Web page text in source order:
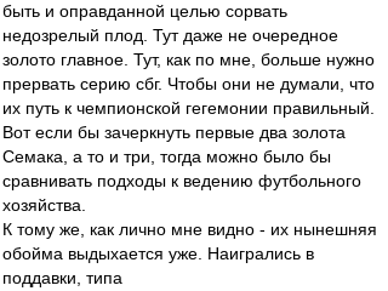
быть и оправданной целью сорвать
недозрелый плод. Тут даже не очередное
золото главное. Тут, как по мне, больше нужно
прервать серию сбг. Чтобы они не думали, что
их путь к чемпионской гегемонии правильный.
Вот если бы зачеркнуть первые два золота
Семака, а то и три, тогда можно было бы
сравнивать подходы к ведению футбольного
хозяйства.
К тому же, как лично мне видно - их нынешняя
обойма выдыхается уже. Наигрались в
поддавки, типа